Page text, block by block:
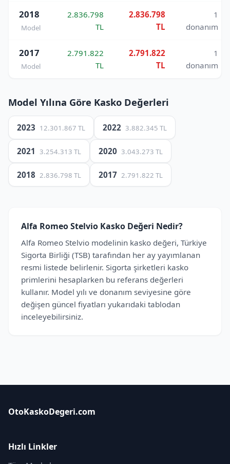
2018
Model
2.836.798
TL
2.836.798
TL
1
donanım
2017
Model
2.791.822
TL
2.791.822
TL
1
donanım
Model Yılına Göre Kasko Değerleri
2023 12.301.867 TL 2022 3.882.345 TL
2021 3.254.313 TL 2020 3.043.273 TL
2018 2.836.798 TL 2017 2.791.822 TL
Alfa Romeo Stelvio Kasko Değeri Nedir?
Alfa Romeo Stelvio modelinin kasko değeri, Türkiye
Sigorta Birliği (TSB) tarafından her ay yayımlanan
resmi listede belirlenir. Sigorta şirketleri kasko
primlerini hesaplarken bu referans değerleri
kullanır. Model yılı ve donanım seviyesine göre
değişen güncel fiyatları yukarıdaki tablodan
inceleyebilirsiniz.
OtoKaskoDegeri.com
Hızlı Linkler